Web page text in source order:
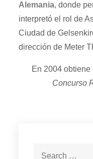
Alemania, donde
interpretó el rol de
Ciudad de
dirección de Meter
En 2004 obtiene
Concurso